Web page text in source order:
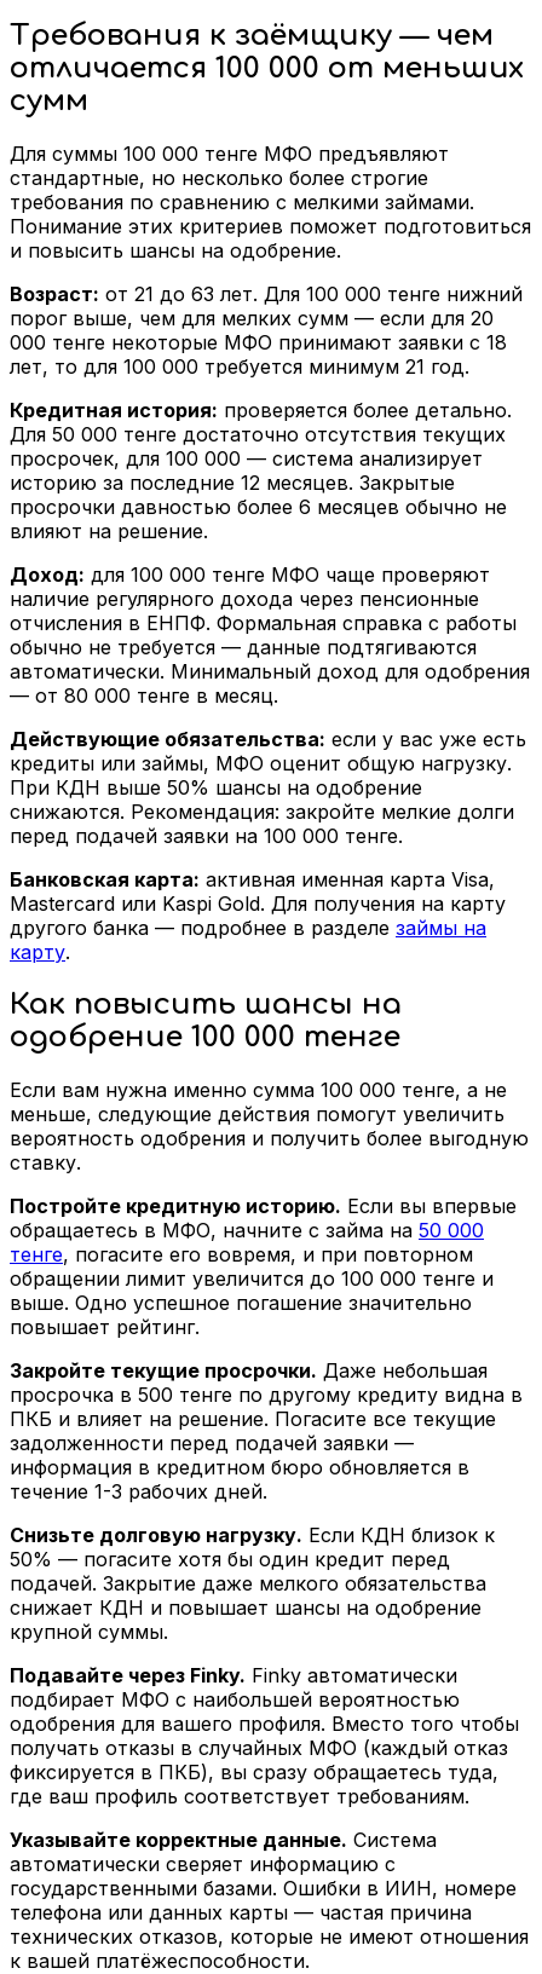
Требования к заёмщику — чем
отличается 100 000 от меньших
сумм
Для суммы 100 000 тенге МФО предъявляют
стандартные, но несколько более строгие
требования по сравнению с мелкими займами.
Понимание этих критериев поможет подготовиться
и повысить шансы на одобрение.
Возраст: от 21 до 63 лет. Для 100 000 тенге нижний
порог выше, чем для мелких сумм — если для 20
000 тенге некоторые МФО принимают заявки с 18
лет, то для 100 000 требуется минимум 21 год.
Кредитная история: проверяется более детально.
Для 50 000 тенге достаточно отсутствия текущих
просрочек, для 100 000 — система анализирует
историю за последние 12 месяцев. Закрытые
просрочки давностью более 6 месяцев обычно не
влияют на решение.
Доход: для 100 000 тенге МФО чаще проверяют
наличие регулярного дохода через пенсионные
отчисления в ЕНПФ. Формальная справка с работы
обычно не требуется — данные подтягиваются
автоматически. Минимальный доход для одобрения
— от 80 000 тенге в месяц.
Действующие обязательства: если у вас уже есть
кредиты или займы, МФО оценит общую нагрузку.
При КДН выше 50% шансы на одобрение
снижаются. Рекомендация: закройте мелкие долги
перед подачей заявки на 100 000 тенге.
Банковская карта: активная именная карта Visa,
Mastercard или Kaspi Gold. Для получения на карту
другого банка — подробнее в разделе займы на
карту.
Как повысить шансы на
одобрение 100 000 тенге
Если вам нужна именно сумма 100 000 тенге, а не
меньше, следующие действия помогут увеличить
вероятность одобрения и получить более выгодную
ставку.
Постройте кредитную историю. Если вы впервые
обращаетесь в МФО, начните с займа на 50 000
тенге, погасите его вовремя, и при повторном
обращении лимит увеличится до 100 000 тенге и
выше. Одно успешное погашение значительно
повышает рейтинг.
Закройте текущие просрочки. Даже небольшая
просрочка в 500 тенге по другому кредиту видна в
ПКБ и влияет на решение. Погасите все текущие
задолженности перед подачей заявки —
информация в кредитном бюро обновляется в
течение 1-3 рабочих дней.
Снизьте долговую нагрузку. Если КДН близок к
50% — погасите хотя бы один кредит перед
подачей. Закрытие даже мелкого обязательства
снижает КДН и повышает шансы на одобрение
крупной суммы.
Подавайте через Finky. Finky автоматически
подбирает МФО с наибольшей вероятностью
одобрения для вашего профиля. Вместо того чтобы
получать отказы в случайных МФО (каждый отказ
фиксируется в ПКБ), вы сразу обращаетесь туда,
где ваш профиль соответствует требованиям.
Указывайте корректные данные. Система
автоматически сверяет информацию с
государственными базами. Ошибки в ИИН, номере
телефона или данных карты — частая причина
технических отказов, которые не имеют отношения
к вашей платёжеспособности.